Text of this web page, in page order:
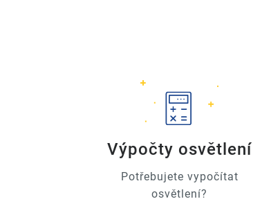
Výpočty osvětlení
Potřebujete vypočítat
osvětlení?